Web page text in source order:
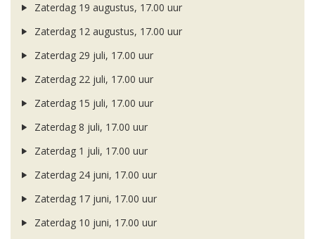
Zaterdag 19 augustus, 17.00 uur
Zaterdag 12 augustus, 17.00 uur
Zaterdag 29 juli, 17.00 uur
Zaterdag 22 juli, 17.00 uur
Zaterdag 15 juli, 17.00 uur
Zaterdag 8 juli, 17.00 uur
Zaterdag 1 juli, 17.00 uur
Zaterdag 24 juni, 17.00 uur
Zaterdag 17 juni, 17.00 uur
Zaterdag 10 juni, 17.00 uur